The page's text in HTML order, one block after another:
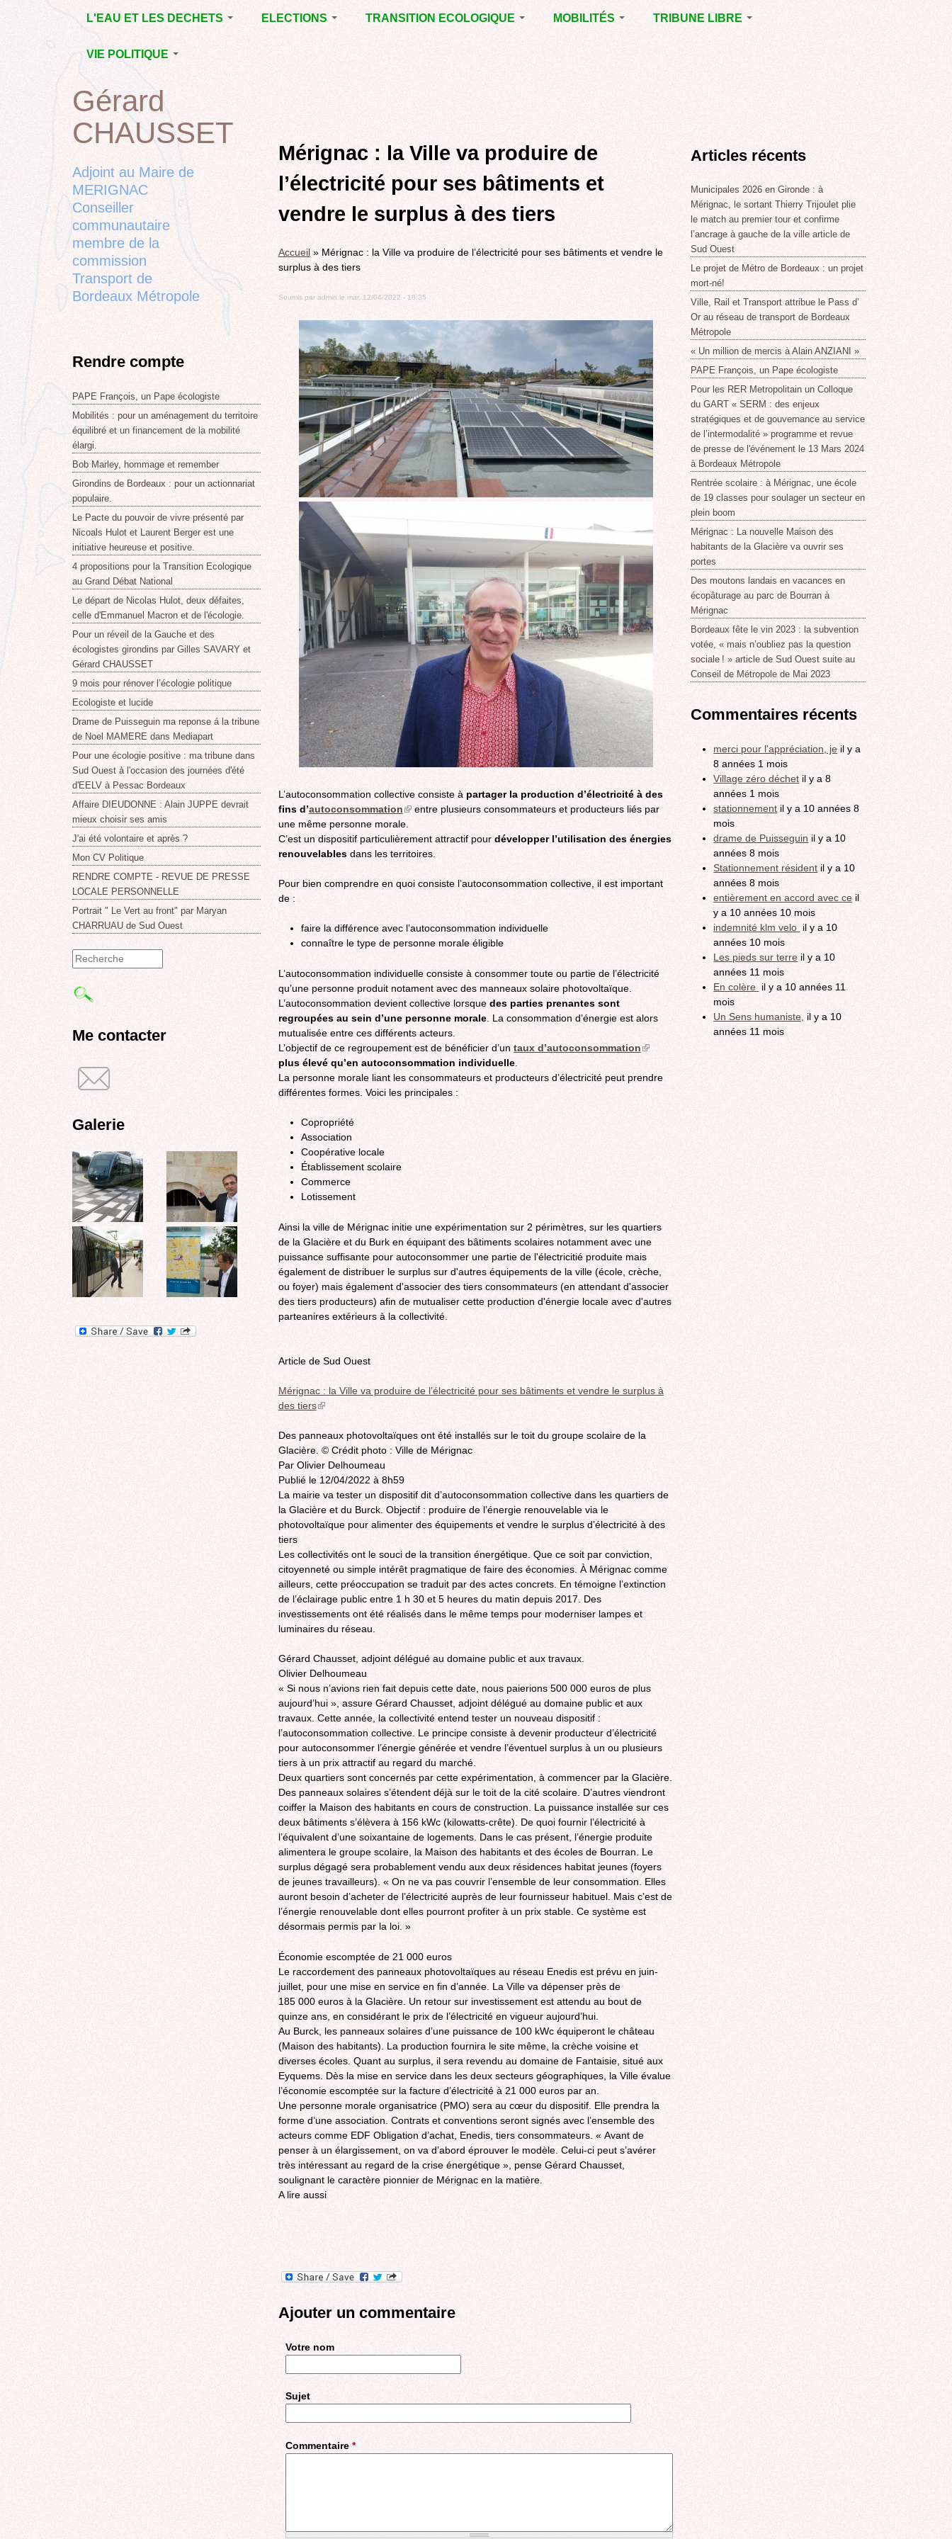
L'EAU ET LES DECHETS
ECONOMIE D’EAU,
SAGE, SÉCHERESSE
LA GESTION DES
DECHETS
CONTRAT DE L'EAU,
POLLUTIONS
ELECTIONS
DÉPARTEMENTALES
RUBRIQUE EN
CHANTIER ET A
COMPLETER
TRANSITION ECOLOGIQUE
LA LUTTE CONTRE
BIODIVERSITE,
ENVIRONNEMENT,
URBANISME
MOBILITÉS
VOIRIE DOMAINE
LE TRAMWAY REJOINT
MÉRIGNAC :
INAUGURATION,
REVUE DE PRESSE
POLITIQUE CYCLABLE,
MARCHE
GRAND
CONTOURNEMENT DE
BORDEAUX
TRAMWAY, RER
ROCADE VDO
TRIBUNE LIBRE
POINT DE VUE
VIE POLITIQUE
L’ACTION POLITIQUE À
MÉRIGNAC
BORDEAUX
METROPOLE
EMPLOI, SOLIDARITES
ELECTIONS,
RUBRIQUES
DIVERSES, PETITES
PHRASES..
to
top
Mérignac : la Ville va produire de
l’électricité pour ses bâtiments et
vendre le surplus à des tiers
Accueil » Mérignac : la Ville va produire de l’électricité pour ses bâtiments et vendre le
surplus à des tiers
Soumis par admin le mar, 12/04/2022 - 18:35
L’autoconsommation collective consiste à partager la production d’électricité à des
fins d’autoconsommation(link
is
external)
entre plusieurs consommateurs et producteurs liés par
une même personne morale.
C’est un dispositif particulièrement attractif pour développer l’utilisation des énergies
renouvelablesdans les territoires.
Pour bien comprendre en quoi consiste l’autoconsommation collective, il est important
de :
faire la différence avec l’autoconsommation individuelle
connaître le type de personne morale éligible
L’autoconsommation individuelle consiste à consommer toute ou partie de l’électricité
qu’une personne produit notament avec des manneaux solaire photovoltaïque.
L’autoconsommation devient collective lorsquedes parties prenantes sont
regroupées au sein d’une personne morale. La consommation d’énergie est alors
mutualisée entre ces différents acteurs.
L’objectif de ce regroupement est de bénéficier d’un taux d’autoconsommation(link
external)
plus élevé qu’en autoconsommation individuelle.
La personne morale liant les consommateurs et producteurs d’électricité peut prendre
différentes formes. Voici les principales :
Copropriété
Association
Coopérative locale
Établissement scolaire
Commerce
Lotissement
Ainsi la ville de Mérignac initie une expérimentation sur 2 périmètres, sur les quartiers
de la Glacière et du Burk en équipant des bâtiments scolaires notamment avec une
puissance suffisante pour autoconsommer une partie de l'électricitié produite mais
également de distribuer le surplus sur d'autres équipements de la ville (école, crèche,
ou foyer) mais également d'associer des tiers consommateurs (en attendant d'associer
des tiers producteurs) afin de mutualiser cette production d'énergie locale avec d'autres
parteanires extérieurs à la collectivité.
Article de Sud Ouest
Mérignac : la Ville va produire de l’électricité pour ses bâtiments et vendre le surplus à
des tiers(link
external)
Des panneaux photovoltaïques ont été installés sur le toit du groupe scolaire de la
Glacière. © Crédit photo : Ville de Mérignac
Par Olivier Delhoumeau
Publié le 12/04/2022 à 8h59
La mairie va tester un dispositif dit d’autoconsommation collective dans les quartiers de
la Glacière et du Burck. Objectif : produire de l’énergie renouvelable via le
photovoltaïque pour alimenter des équipements et vendre le surplus d’électricité à des
tiers
Les collectivités ont le souci de la transition énergétique. Que ce soit par conviction,
citoyenneté ou simple intérêt pragmatique de faire des économies. À Mérignac comme
ailleurs, cette préoccupation se traduit par des actes concrets. En témoigne l’extinction
de l’éclairage public entre 1 h 30 et 5 heures du matin depuis 2017. Des
investissements ont été réalisés dans le même temps pour moderniser lampes et
luminaires du réseau.
Gérard Chausset, adjoint délégué au domaine public et aux travaux.
Olivier Delhoumeau
« Si nous n’avions rien fait depuis cette date, nous paierions 500 000 euros de plus
aujourd’hui », assure Gérard Chausset, adjoint délégué au domaine public et aux
travaux. Cette année, la collectivité entend tester un nouveau dispositif :
l’autoconsommation collective. Le principe consiste à devenir producteur d’électricité
pour autoconsommer l’énergie générée et vendre l’éventuel surplus à un ou plusieurs
tiers à un prix attractif au regard du marché.
Deux quartiers sont concernés par cette expérimentation, à commencer par la Glacière.
Des panneaux solaires s’étendent déjà sur le toit de la cité scolaire. D’autres viendront
coiffer la Maison des habitants en cours de construction. La puissance installée sur ces
deux bâtiments s’élèvera à 156 kWc (kilowatts-crête). De quoi fournir l’électricité à
l’équivalent d’une soixantaine de logements. Dans le cas présent, l’énergie produite
alimentera le groupe scolaire, la Maison des habitants et des écoles de Bourran. Le
surplus dégagé sera probablement vendu aux deux résidences habitat jeunes (foyers
de jeunes travailleurs). « On ne va pas couvrir l’ensemble de leur consommation. Elles
auront besoin d’acheter de l’électricité auprès de leur fournisseur habituel. Mais c’est de
l’énergie renouvelable dont elles pourront profiter à un prix stable. Ce système est
désormais permis par la loi. »
Économie escomptée de 21 000 euros
Le raccordement des panneaux photovoltaïques au réseau Enedis est prévu en juin-
juillet, pour une mise en service en fin d’année. La Ville va dépenser près de
185 000 euros à la Glacière. Un retour sur investissement est attendu au bout de
quinze ans, en considérant le prix de l’électricité en vigueur aujourd’hui.
Au Burck, les panneaux solaires d’une puissance de 100 kWc équiperont le château
(Maison des habitants). La production fournira le site même, la crèche voisine et
diverses écoles. Quant au surplus, il sera revendu au domaine de Fantaisie, situé aux
Eyquems. Dès la mise en service dans les deux secteurs géographiques, la Ville évalue
l’économie escomptée sur la facture d’électricité à 21 000 euros par an.
Une personne morale organisatrice (PMO) sera au cœur du dispositif. Elle prendra la
forme d’une association. Contrats et conventions seront signés avec l’ensemble des
acteurs comme EDF Obligation d’achat, Enedis, tiers consommateurs. « Avant de
penser à un élargissement, on va d’abord éprouver le modèle. Celui-ci peut s’avérer
très intéressant au regard de la crise énergétique », pense Gérard Chausset,
soulignant le caractère pionnier de Mérignac en la matière.
A lire aussi
Ajouter un commentaire
Votre nom
Sujet
Commentaire *
Back
to
top
Gérard
CHAUSSET
Adjoint au Maire de
MERIGNAC
Conseiller
communautaire
membre de la
commission
Transport de
Bordeaux Métropole
Rendre compte
PAPE François, un Pape écologiste
Mobilités : pour un aménagement du territoire
équilibré et un financement de la mobilité
élargi.
Bob Marley, hommage et remember
Girondins de Bordeaux : pour un actionnariat
populaire.
Le Pacte du pouvoir de vivre présenté par
Nicoals Hulot et Laurent Berger est une
initiative heureuse et positive.
4 propositions pour la Transition Ecologique
au Grand Débat National
Le départ de Nicolas Hulot, deux défaites,
celle d'Emmanuel Macron et de l'écologie.
Pour un réveil de la Gauche et des
écologistes girondins par Gilles SAVARY et
Gérard CHAUSSET
9 mois pour rénover l’écologie politique
Ecologiste et lucide
Drame de Puisseguin ma reponse á la tribune
de Noel MAMERE dans Mediapart
Pour une écologie positive : ma tribune dans
Sud Ouest à l'occasion des journées d'été
d'EELV à Pessac Bordeaux
Affaire DIEUDONNE : Alain JUPPE devrait
mieux choisir ses amis
J'ai été volontaire et après ?
Mon CV Politique
RENDRE COMPTE - REVUE DE PRESSE
LOCALE PERSONNELLE
Portrait " Le Vert au front" par Maryan
CHARRUAU de Sud Ouest
Formulaire
de
Me contacter
Galerie
Articles récents
Municipales 2026 en Gironde : à
Mérignac, le sortant Thierry Trijoulet plie
le match au premier tour et confirme
l’ancrage à gauche de la ville article de
Sud Ouest
Le projet de Métro de Bordeaux : un projet
mort-né!
Ville, Rail et Transport attribue le Pass d’
Or au réseau de transport de Bordeaux
Métropole
« Un million de mercis à Alain ANZIANI »
PAPE François, un Pape écologiste
Pour les RER Metropolitain un Colloque
du GART « SERM : des enjeux
stratégiques et de gouvernance au service
de l’intermodalité » programme et revue
de presse de l'événement le 13 Mars 2024
à Bordeaux Métropole
Rentrée scolaire : à Mérignac, une école
de 19 classes pour soulager un secteur en
plein boom
Mérignac : La nouvelle Maison des
habitants de la Glacière va ouvrir ses
portes
Des moutons landais en vacances en
écopâturage au parc de Bourran à
Mérignac
Bordeaux fête le vin 2023 : la subvention
votée, « mais n’oubliez pas la question
sociale ! » article de Sud Ouest suite au
Conseil de Métropole de Mai 2023
Commentaires récents
merci pour l'appréciation, je il y a
8 années 1 mois
Village zéro déchet il y a 8
années 1 mois
stationnement il y a 10 années 8
mois
drame de Puisseguin il y a 10
années 8 mois
Stationnement résident il y a 10
années 8 mois
entièrement en accord avec ce il
y a 10 années 10 mois
indemnité klm velo il y a 10
années 10 mois
Les pieds sur terre il y a 10
années 11 mois
En colère il y a 10 années 11
mois
Un Sens humaniste, il y a 10
années 11 mois